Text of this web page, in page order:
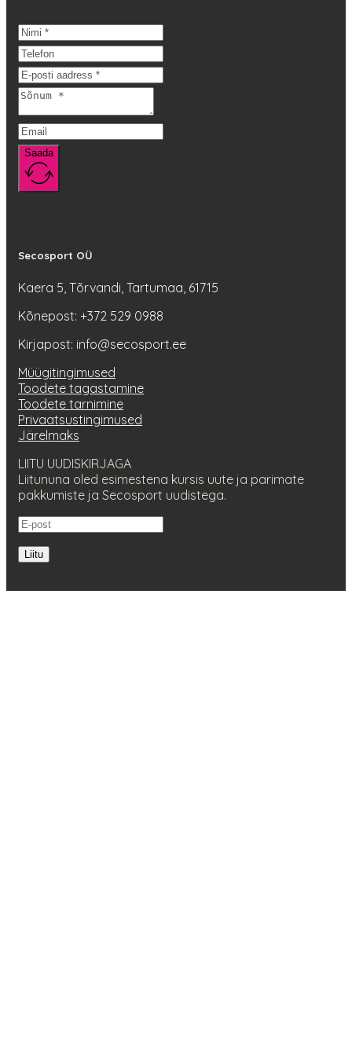
Saada
Secosport OÜ
Kaera 5, Tõrvandi, Tartumaa, 61715
Kõnepost: +372 529 0988
Kirjapost: info@secosport.ee
Müügitingimused
Toodete tagastamine
Toodete tarnimine
Privaatsustingimused
Järelmaks
LIITU UUDISKIRJAGA
Liitununa oled esimestena kursis uute ja parimate
pakkumiste ja Secosport uudistega.
Liitu